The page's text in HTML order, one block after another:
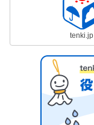
tenki.jp